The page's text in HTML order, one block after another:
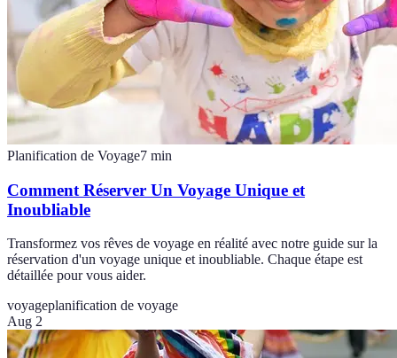
Planification de Voyage7 min
Comment Réserver Un Voyage Unique et
Inoubliable
Transformez vos rêves de voyage en réalité avec notre guide sur la
réservation d'un voyage unique et inoubliable. Chaque étape est
détaillée pour vous aider.
voyageplanification de voyage
Aug 2